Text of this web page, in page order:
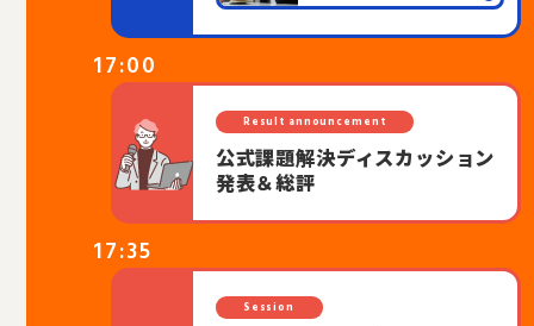
17:00
Result announcement
公式課題解決ディスカッション
発表＆総評
17:35
Session